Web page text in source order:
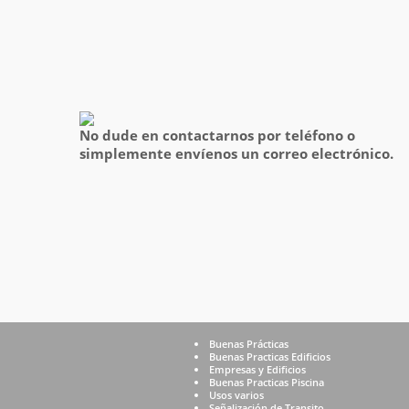
No dude en contactarnos por teléfono o
simplemente envíenos un correo electrónico.
Buenas Prácticas
Buenas Practicas Edificios
Empresas y Edificios
Buenas Practicas Piscina
Usos varios